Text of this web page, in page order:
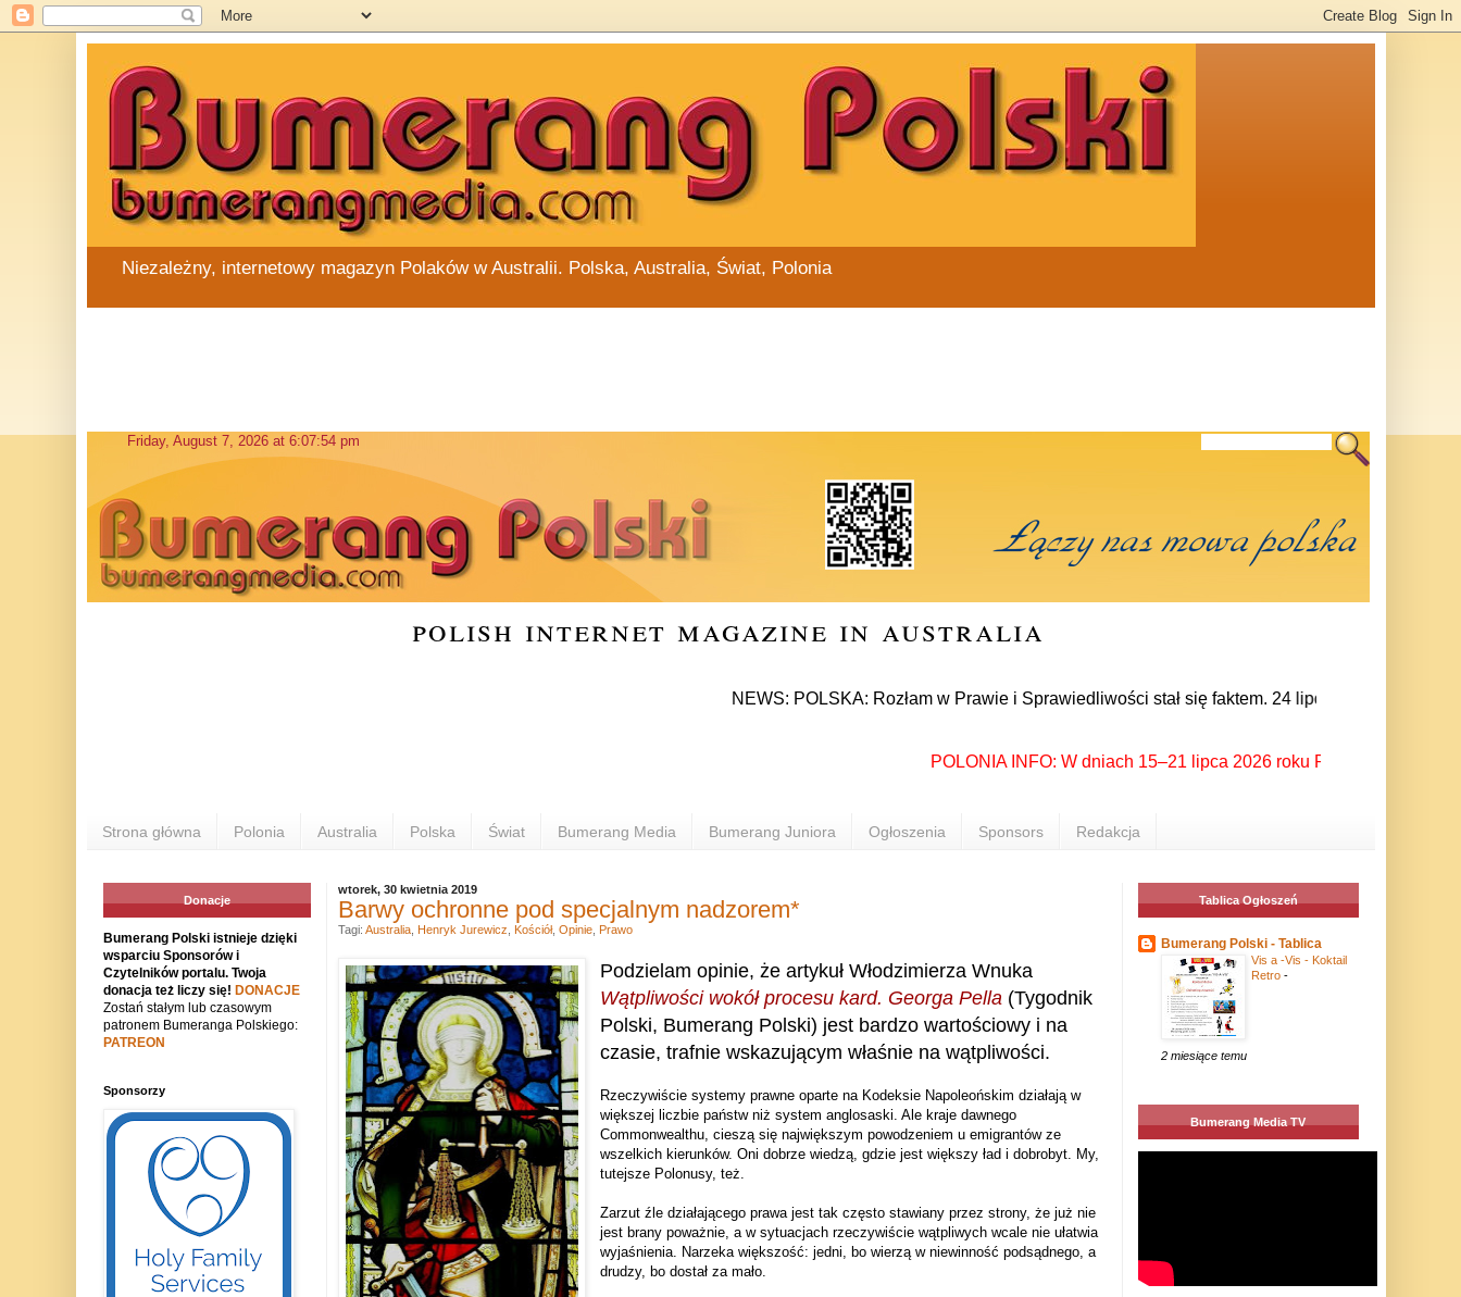
Niezależny, internetowy magazyn Polaków w Australii. Polska, Australia, Świat, Polonia
polish internet magazine in australia
NEWS: POLSKA: Rozłam w Prawie i Sprawiedliwości stał się faktem. 24 lipca prezes partii
POLONIA INFO: W dniach 15–21 lipca 2026 roku Rzeszów ponownie
Strona główna Polonia Australia Polska Świat Bumerang Media Bumerang Juniora Ogłoszenia Sponsors Redakcja
wtorek, 30 kwietnia 2019
Barwy ochronne pod specjalnym nadzorem*
Podzielam opinie, że artykuł Włodzimierza Wnuka
Wątpliwości wokół procesu kard. Georga Pella(Tygodnik
Polski, Bumerang Polski) jest bardzo wartościowy i na
czasie, trafnie wskazującym właśnie na wątpliwości.
Rzeczywiście systemy prawne oparte na Kodeksie Napoleońskim działają w
większej liczbie państw niż system anglosaski. Ale kraje dawnego
Commonwealthu, cieszą się największym powodzeniem u emigrantów ze
wszelkich kierunków. Oni dobrze wiedzą, gdzie jest większy ład i dobrobyt. My,
tutejsze Polonusy, też.
Zarzut źle działającego prawa jest tak często stawiany przez strony, że już nie
jest brany poważnie, a w sytuacjach rzeczywiście wątpliwych wcale nie ułatwia
wyjaśnienia. Narzeka większość: jedni, bo wierzą w niewinność podsądnego, a
drudzy, bo dostał za mało.
Tagi: Australia, Henryk Jurewicz Kościół, Opinie, Prawo
Donacje
Bumerang Polski istnieje dzięki
wsparciu Sponsorów i
Czytelników portalu. Twoja
donacja też liczy się! DONACJE
Zostań stałym lub czasowym
patronem Bumeranga Polskiego:
PATREON
Sponsorzy
Tablica Ogłoszeń
Bumerang Polski - Tablica
Vis a -Vis - Koktail
Retro -
2 miesiące temu
Bumerang Media TV